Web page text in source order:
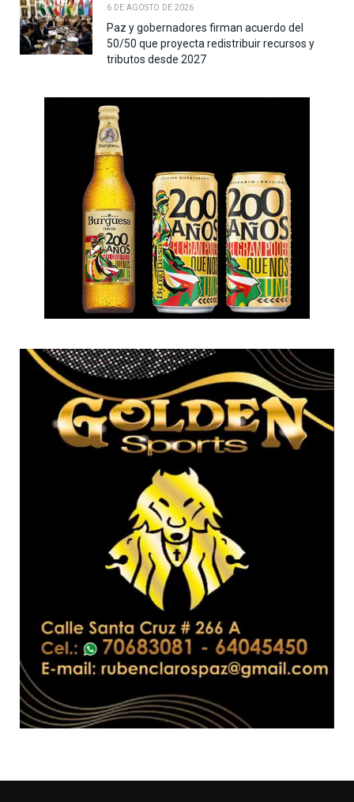
6 DE AGOSTO DE 2026
Paz y gobernadores firman acuerdo del
50/50 que proyecta redistribuir recursos y
tributos desde 2027